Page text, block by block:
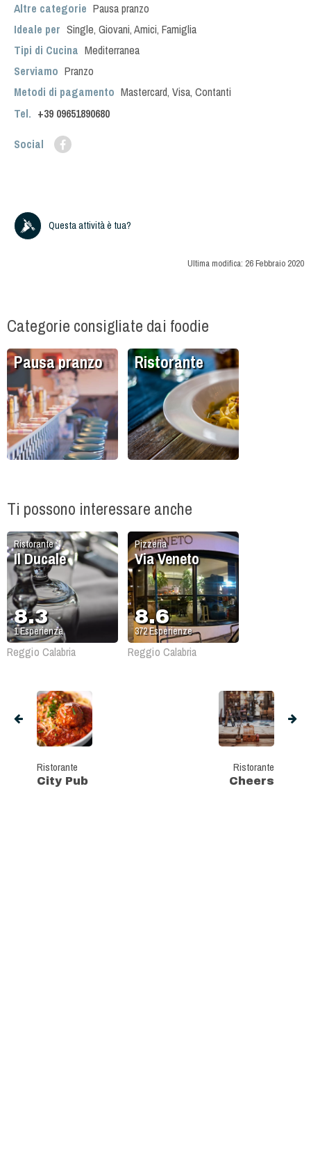
Altre categorie Pausa pranzo
Ideale per Single, Giovani,Amici, Famiglia
Tipi di Cucina Mediterranea
Serviamo Pranzo
Metodi di pagamento Mastercard, Visa, Contanti
Tel. +39 09651890680
Social
Questa attività è tua?
Ultima modifica: 26 Febbraio 2020
Categorie consigliate dai foodie
Pausa pranzo Ristorante
Ti possono interessare anche
Ristorante
Il Ducale
8.3
1Esperienza
Reggio Calabria
Pizzeria
Via Veneto
8.6
372Esperienze
Reggio Calabria
Ristorante
City Pub
Ristorante
Cheers